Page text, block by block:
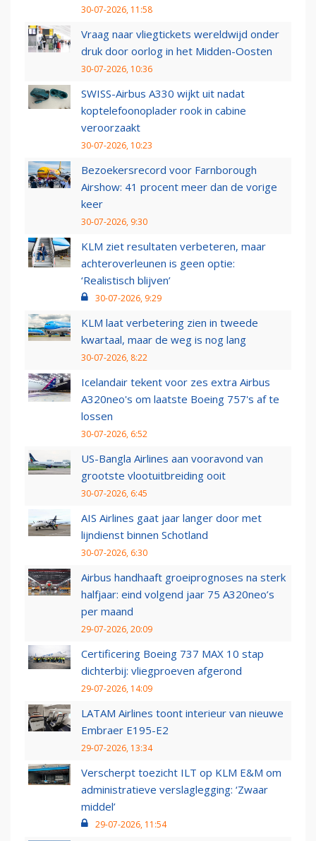
30-07-2026, 11:58
Vraag naar vliegtickets wereldwijd onder
druk door oorlog in het Midden-Oosten
30-07-2026, 10:36
SWISS-Airbus A330 wijkt uit nadat
koptelefoonoplader rook in cabine
veroorzaakt
30-07-2026, 10:23
Bezoekersrecord voor Farnborough
Airshow: 41 procent meer dan de vorige
keer
30-07-2026, 9:30
KLM ziet resultaten verbeteren, maar
achteroverleunen is geen optie:
‘Realistisch blijven’
30-07-2026, 9:29
KLM laat verbetering zien in tweede
kwartaal, maar de weg is nog lang
30-07-2026, 8:22
Icelandair tekent voor zes extra Airbus
A320neo's om laatste Boeing 757's af te
lossen
30-07-2026, 6:52
US-Bangla Airlines aan vooravond van
grootste vlootuitbreiding ooit
30-07-2026, 6:45
AIS Airlines gaat jaar langer door met
lijndienst binnen Schotland
30-07-2026, 6:30
Airbus handhaaft groeiprognoses na sterk
halfjaar: eind volgend jaar 75 A320neo’s
per maand
29-07-2026, 20:09
Certificering Boeing 737 MAX 10 stap
dichterbij: vliegproeven afgerond
29-07-2026, 14:09
LATAM Airlines toont interieur van nieuwe
Embraer E195-E2
29-07-2026, 13:34
Verscherpt toezicht ILT op KLM E&M om
administratieve verslaglegging: ‘Zwaar
middel’
29-07-2026, 11:54